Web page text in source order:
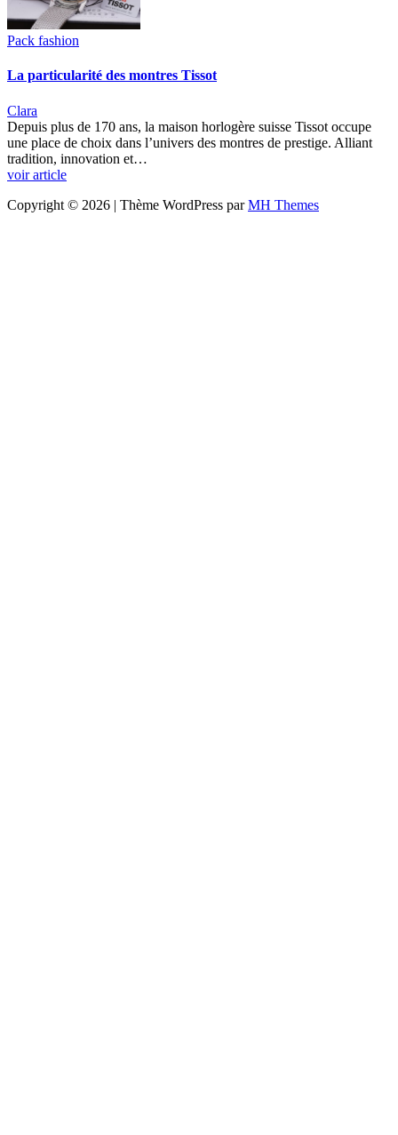
Pack fashion
La particularité des montres Tissot
Clara
Depuis plus de 170 ans, la maison horlogère suisse Tissot occupe
une place de choix dans l’univers des montres de prestige. Alliant
tradition, innovation et…
voir article
Copyright © 2026 | Thème WordPress parMH Themes